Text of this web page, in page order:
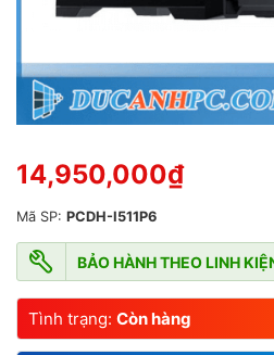
14,950,000₫
Mã SP: PCDH-I511P6
BẢO HÀNH THEO LINH
Tình trạng: Còn hàng